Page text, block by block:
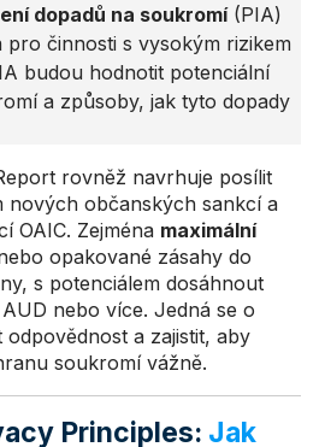
dopadů na soukromí (PIA)
pro činnosti s vysokým rizikem
budou hodnotit potenciální
a způsoby, jak tyto dopady
rovněž navrhuje posílit
nových občanských sankcí a
OAIC. Zejména maximální
opakované zásahy do
s potenciálem dosáhnout
nebo více. Jedná se o
a zajistit, aby
soukromí vážně.
Principles: Jak